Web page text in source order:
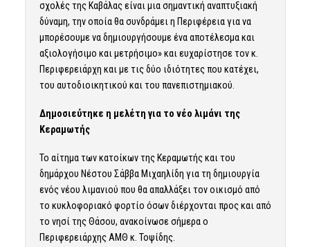
σχολές της Καβάλας είναι μια σημαντική αναπτυξιακή
δύναμη, την οποία θα συνδράμει η Περιφέρεια για να
μπορέσουμε να δημιουργήσουμε ένα αποτέλεσμα και
αξιολογήσιμο και μετρήσιμο» και ευχαρίστησε τον κ.
Περιφερειάρχη και με τις δύο ιδιότητες που κατέχει,
του αυτοδιοικητικού και του πανεπιστημιακού.
Δημοσιεύτηκε η μελέτη για το νέο λιμάνι της
Κεραμωτής
Το αίτημα των κατοίκων της Κεραμωτής και του
δημάρχου Νέστου Σάββα Μιχαηλίδη για τη δημιουργία
ενός νέου λιμανιού που θα απαλλάξει τον οικισμό από
το κυκλοφοριακό φορτίο όσων διέρχονται προς και από
το νησί της Θάσου, ανακοίνωσε σήμερα ο
Περιφερειάρχης ΑΜΘ κ. Τοψίδης.